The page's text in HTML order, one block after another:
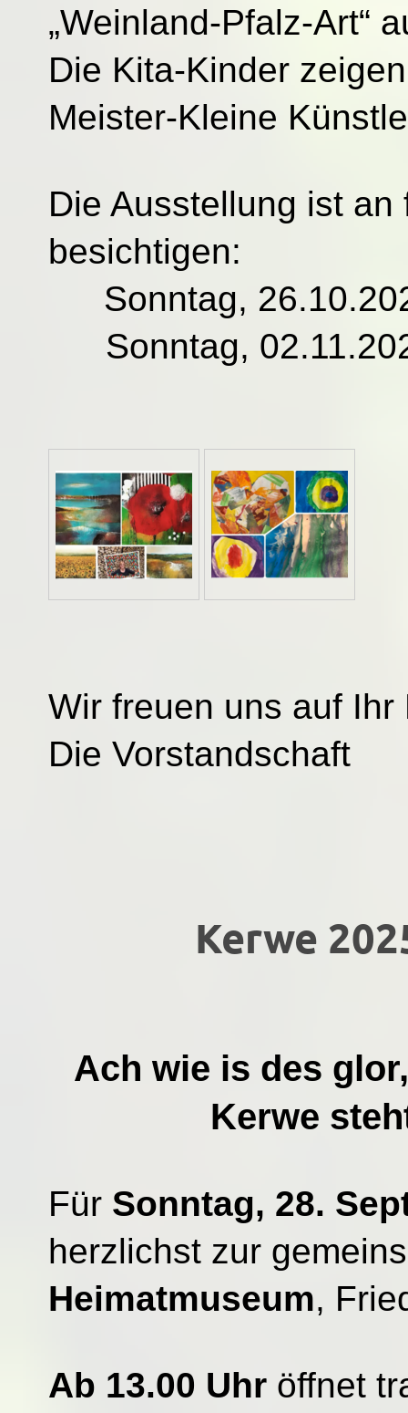
„Weinland-Pfalz-Art“
Die Kita-Kinder
Meister-Kleine
Die Ausstellung ist
besichtigen:
Sonntag,
Sonntag,
Wir freuen uns auf Ihr
Die Vorstandschaft
Kerwe
Ach wie is des
Kerwe
Für Sonntag, 28.
herzlichst zur
Heimatmuseum,
Ab 13.00 Uhröffnet